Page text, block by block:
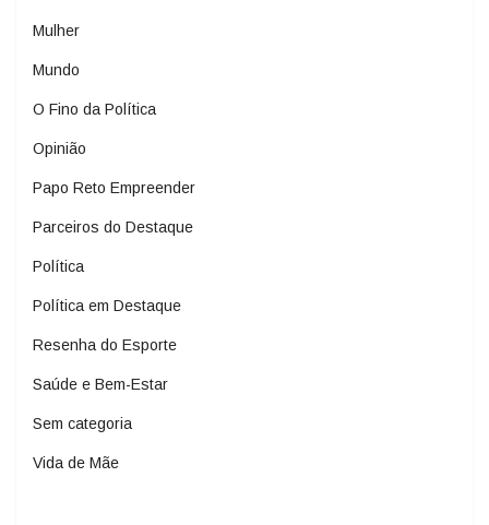
Mulher
Mundo
O Fino da Política
Opinião
Papo Reto Empreender
Parceiros do Destaque
Política
Política em Destaque
Resenha do Esporte
Saúde e Bem-Estar
Sem categoria
Vida de Mãe